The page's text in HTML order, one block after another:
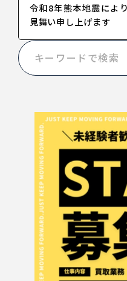
令和8年熊本地震によ
見舞い申し上げます